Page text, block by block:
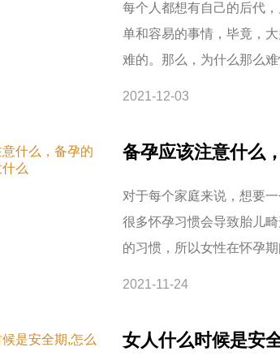
每个人都想有自己的后代
单和容易的事情，毕竟，
难的。那么，为什么那么
2021-12-03
备孕应该注意什么
对于每个家庭来说，想要
很多怀孕习惯会导致胎儿
的习惯，所以女性在怀孕
2021-11-24
女人什么时候是安